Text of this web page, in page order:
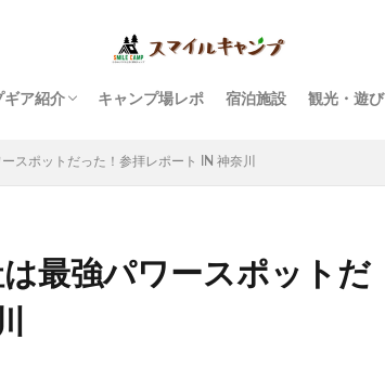
ギア紹介 キャンプ場レポ 宿泊施設 観光・遊び
スポットだった！参拝レポート IN 神奈川
最強パワースポットだ